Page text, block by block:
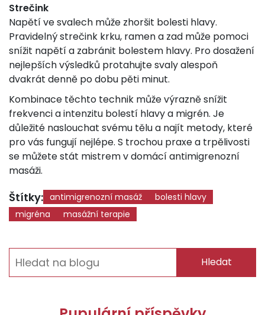
Strečink
Napětí ve svalech může zhoršit bolesti hlavy.
Pravidelný strečink krku, ramen a zad může pomoci
snížit napětí a zabránit bolestem hlavy. Pro dosažení
nejlepších výsledků protahujte svaly alespoň
dvakrát denně po dobu pěti minut.
Kombinace těchto technik může výrazně snížit
frekvenci a intenzitu bolestí hlavy a migrén. Je
důležité naslouchat svému tělu a najít metody, které
pro vás fungují nejlépe. S trochou praxe a trpělivosti
se můžete stát mistrem v domácí antimigrenozní
masáži.
Štítky: antimigrenozní masáž
bolesti hlavy
migréna
masážní terapie
Hledat